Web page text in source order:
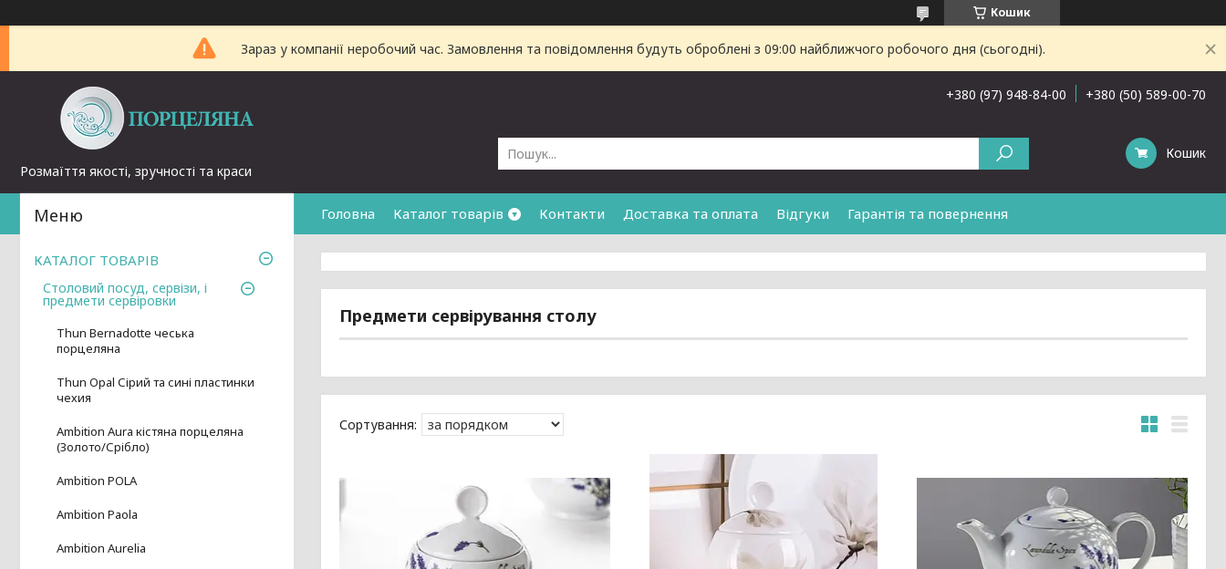
Кошик
Зараз у компанії неробочий час. Замовлення та повідомлення будуть оброблені з 09:00 найближчого робочого дня (сьогодні).
Розмаїття якості, зручності та краси
+380 (97) 948-84-00 +380 (50) 589-00-70
Кошик
Головна Каталог товарів Контакти Доставка та оплата Відгуки Гарантія та повернення
Предмети сервірування столу
КАТАЛОГ ТОВАРІВ
Столовий посуд, сервізи, і
предмети сервіровки
Thun Bernadotte чеська
порцеляна
Thun Opal Сірий та сині пластинки
чехия
Ambition Aura кістяна порцеляна
(Золото/Срібло)
Ambition POLA
Ambition Paola
Ambition Aurelia